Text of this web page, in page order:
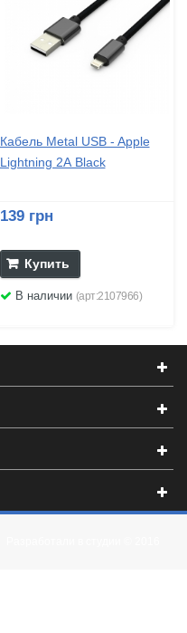
Кабель Metal USB - Apple
Lightning 2А Black
139 грн
Купить
В наличии (арт:2107966)